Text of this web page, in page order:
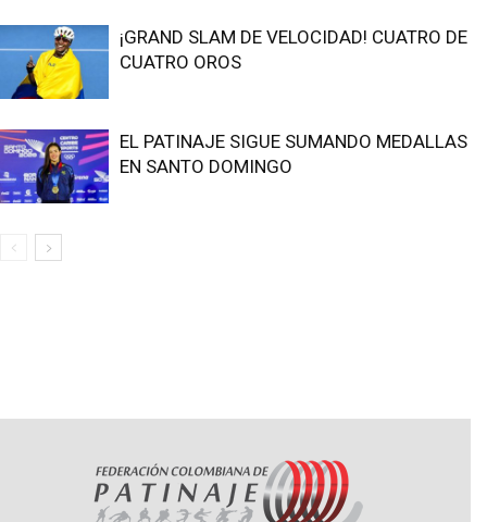
¡GRAND SLAM DE VELOCIDAD! CUATRO DE
CUATRO OROS
EL PATINAJE SIGUE SUMANDO MEDALLAS
EN SANTO DOMINGO